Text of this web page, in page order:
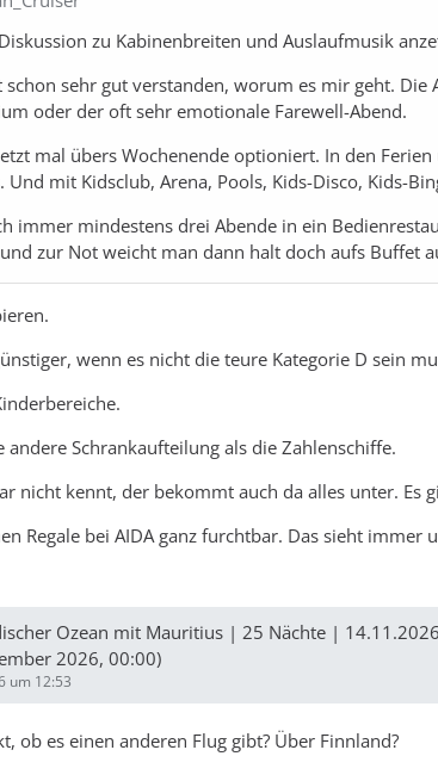
zu Kabinenbreiten und Auslaufmusik
schon sehr gut verstanden, worum es mir geht.
oder der oft sehr emotionale Farewell-Abend.
mal übers Wochenende optioniert. In den
mit Kidsclub, Arena, Pools, Kids-Disco, Kids-
immer mindestens drei Abende in ein
zur Not weicht man dann halt doch aufs Buffet
wenn es nicht die teure Kategorie D sein
andere Schrankaufteilung als die Zahlenschiffe.
nicht kennt, der bekommt auch da alles unter. Es
Regale bei AIDA ganz furchtbar. Das sieht immer
Ozean mit Mauritius | 25 Nächte |
2026, 00:00)
um 12:53
ob es einen anderen Flug gibt? Über Finnland?